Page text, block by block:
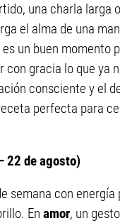
una charla larga
el alma de una
un buen momento
con gracia lo que ya
consciente y el
perfecta para
22 de agosto)
semana con energía
En amor, un